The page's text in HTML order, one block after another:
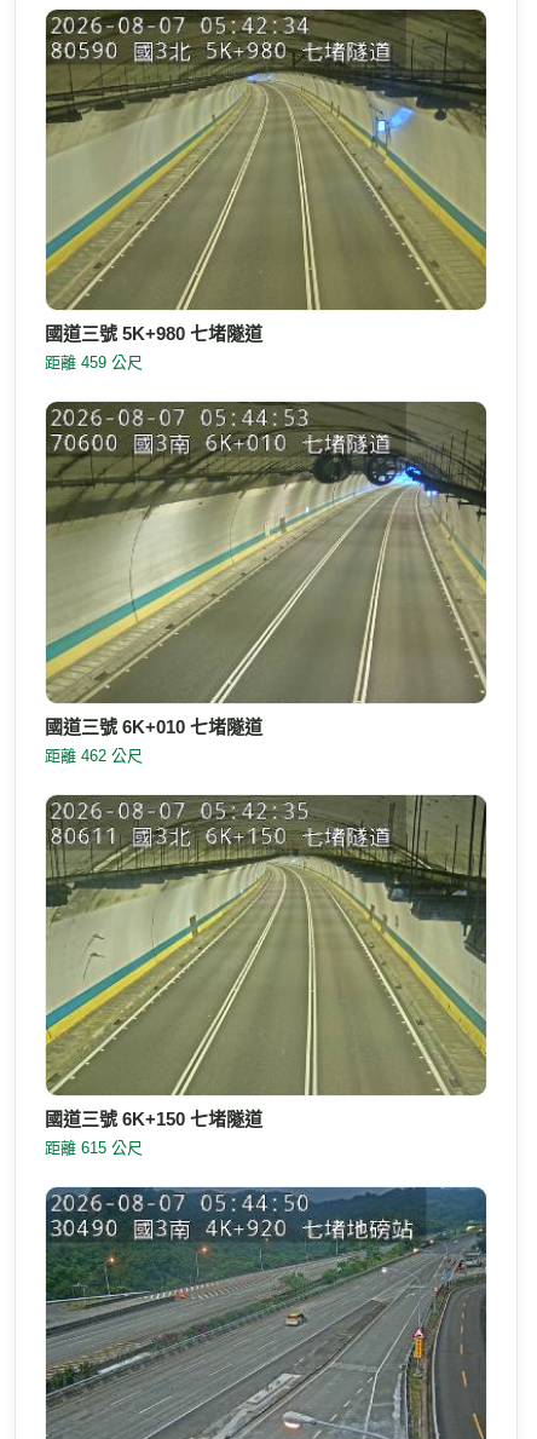
國道三號 5K+980 七堵隧道
距離 459 公尺
國道三號 6K+010 七堵隧道
距離 462 公尺
國道三號 6K+150 七堵隧道
距離 615 公尺